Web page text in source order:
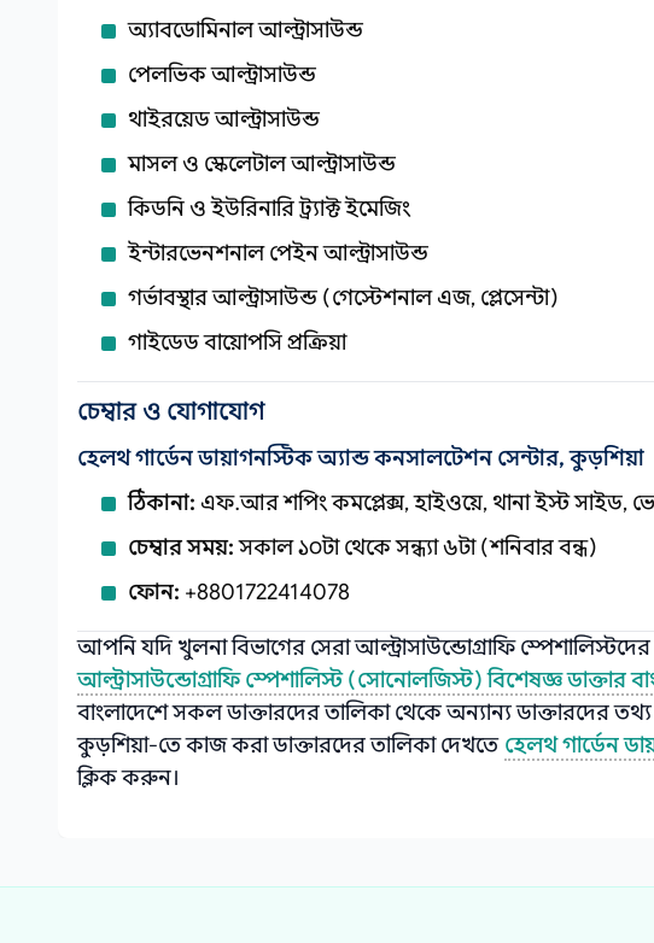
অ্যাবডোমিনাল আল্ট্রাসাউন্ড
পেলভিক আল্ট্রাসাউন্ড
থাইরয়েড আল্ট্রাসাউন্ড
মাসল ও স্কেলেটাল আল্ট্রাসাউন্ড
কিডনি ও ইউরিনারি ট্র্যাক্ট ইমেজিং
ইন্টারভেনশনাল পেইন আল্ট্রাসাউন্ড
গর্ভাবস্থার আল্ট্রাসাউন্ড (গেস্টেশনাল এজ, প্লেসেন্টা)
গাইডেড বায়োপসি প্রক্রিয়া
চেম্বার ও যোগাযোগ
হেলথ গার্ডেন ডায়াগনস্টিক অ্যান্ড কনসালটেশন সেন্টার, কুড়শিয়া
ঠিকানা: এফ.আর শপিং কমপ্লেক্স, হাইওয়ে, থানা ইস্ট সাইড,
চেম্বার সময়:সকাল ১০টা থেকে সন্ধ্যা ৬টা (শনিবার বন্ধ)
ফোন: +8801722414078
আপনি যদি খুলনা বিভাগের সেরা আল্ট্রাসাউন্ডোগ্রাফি
আল্ট্রাসাউন্ডোগ্রাফি স্পেশালিস্ট (সোনোলজিস্ট) বিশেষজ্ঞ ডাক্তার
বাংলাদেশে সকল ডাক্তারদের তালিকা থেকে অন্যান্য ডাক্তারদের
কুড়শিয়া-তে কাজ করা ডাক্তারদের তালিকা দেখতে হেলথ গার্ডেন
ক্লিক করুন।